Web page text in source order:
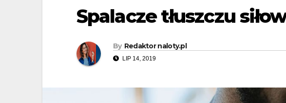
Spalacze tłuszczu
By Redaktor naloty.pl
LIP 14, 2019